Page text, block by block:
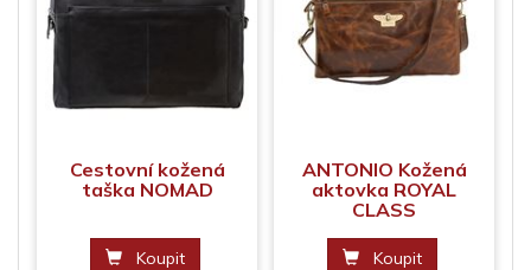
Cestovní kožená
taška NOMAD
Koupit
ANTONIO Kožená
aktovka ROYAL
CLASS
Koupit